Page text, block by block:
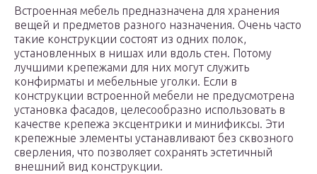
Встроенная мебель предназначена для хранения
вещей и предметов разного назначения. Очень часто
такие конструкции состоят из одних полок,
установленных в нишах или вдоль стен. Потому
лучшими крепежами для них могут служить
конфирматы и мебельные уголки. Если в
конструкции встроенной мебели не предусмотрена
установка фасадов, целесообразно использовать в
качестве крепежа эксцентрики и минификсы. Эти
крепежные элементы устанавливают без сквозного
сверления, что позволяет сохранять эстетичный
внешний вид конструкции.